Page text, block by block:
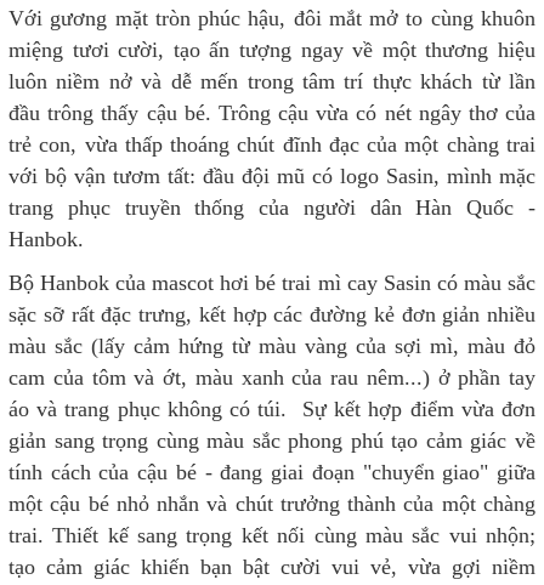
Với gương mặt tròn phúc hậu, đôi mắt mở to cùng khuôn
miệng tươi cười, tạo ấn tượng ngay về một thương hiệu
luôn niềm nở và dễ mến trong tâm trí thực khách từ lần
đầu trông thấy cậu bé. Trông cậu vừa có nét ngây thơ của
trẻ con, vừa thấp thoáng chút đĩnh đạc của một chàng trai
với bộ vận tươm tất: đầu đội mũ có logo Sasin, mình mặc
trang phục truyền thống của người dân Hàn Quốc -
Hanbok.
Bộ Hanbok của mascot hơi bé trai mì cay Sasin có màu sắc
sặc sỡ rất đặc trưng, kết hợp các đường kẻ đơn giản nhiều
màu sắc (lấy cảm hứng từ màu vàng của sợi mì, màu đỏ
cam của tôm và ớt, màu xanh của rau nêm...) ở phần tay
áo và trang phục không có túi. Sự kết hợp điểm vừa đơn
giản sang trọng cùng màu sắc phong phú tạo cảm giác về
tính cách của cậu bé - đang giai đoạn "chuyển giao" giữa
một cậu bé nhỏ nhắn và chút trưởng thành của một chàng
trai. Thiết kế sang trọng kết nối cùng màu sắc vui nhộn;
tạo cảm giác khiến bạn bật cười vui vẻ, vừa gợi niềm